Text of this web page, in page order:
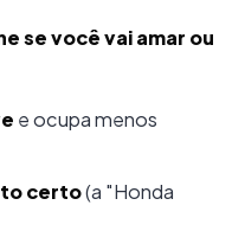
se você vai amar ou
e ocupa menos
certo(a "Honda